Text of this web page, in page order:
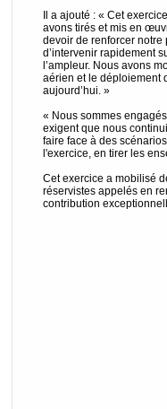
Il a ajouté : « Cet
avons tirés et mis en
devoir de renforcer notre
d’intervenir rapidement
l’ampleur. Nous avons
aérien et le déploiement
aujourd’hui. »
« Nous sommes
exigent que nous
faire face à des
l'exercice, en tirer les
Cet exercice a mobilisé
réservistes appelés en
contribution